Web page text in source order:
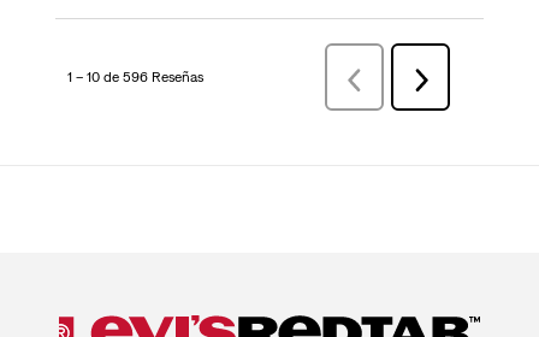
1 – 10 de 596 Reseñas AnteriorReseñasSiguiente
Reseñas